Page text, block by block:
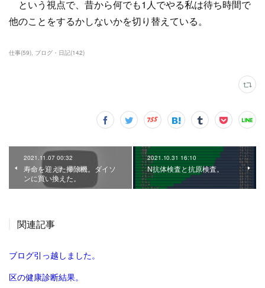
という視点で、昔から何でも1人でやる私は待ち時間で
他のことをするかしないかを切り替えている。
仕事(59) ブログ・日記(142)
2021.11.07 00:32
寿命を迎えた掃除機。ダイソ
ンに買い換えた。
2021.10.31 16:10
N抗体検査と抗原検査。
関連記事
ブログ引っ越しました。
区の健康診断結果。